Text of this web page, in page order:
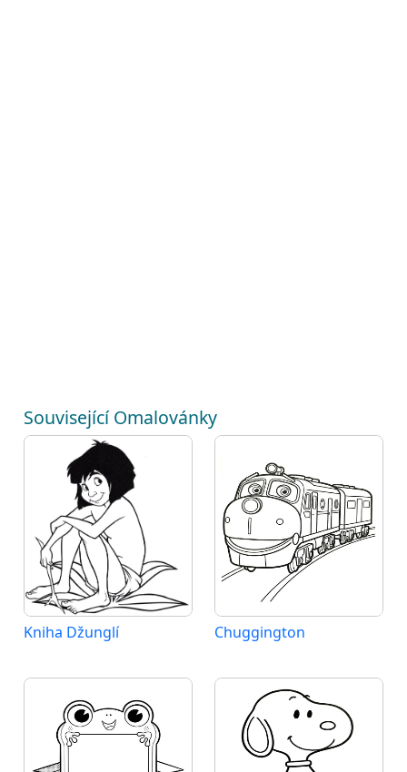
Související Omalovánky
Kniha Džunglí Chuggington